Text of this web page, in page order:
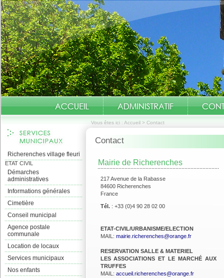
Vous êtes ici : Accueil > Contact
Richerenches village fleuri
ETAT CIVIL
Démarches
administratives
Informations générales
Cimetière
Conseil municipal
Agence postale
communale
Location de locaux
Services municipaux
Nos enfants
Contact
Mairie de Richerenches
217 Avenue de la Rabasse
84600 Richerenches
France
Tél.: +33 (0)4 90 28 02 00
ETAT-CIVIL/URBANISME/ELECTION
MAIL: mairie.richerenches@orange.fr
RESERVATION SALLE & MATERIEL
LES ASSOCIATIONS ET LE MARCHÉ AUX
TRUFFES
MAIL: accueil.richerenches@orange.fr